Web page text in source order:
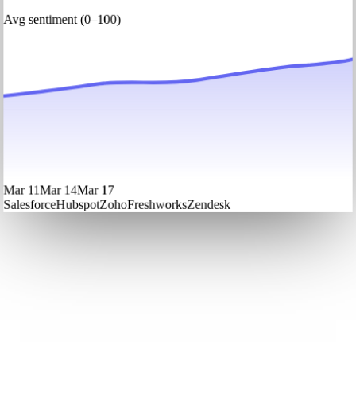
Avg sentiment (0–100)
Mar 11Mar 14Mar 17
SalesforceHubspotZohoFreshworksZendesk